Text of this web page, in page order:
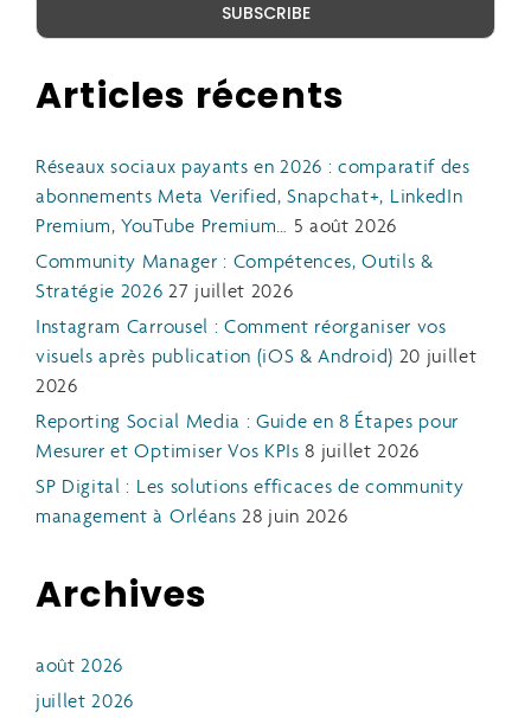
Articles récents
Réseaux sociaux payants en 2026 : comparatif des
abonnements Meta Verified, Snapchat+, LinkedIn
Premium, YouTube Premium… 5 août 2026
Community Manager : Compétences, Outils &
Stratégie 2026 27 juillet 2026
Instagram Carrousel : Comment réorganiser vos
visuels après publication (iOS & Android) 20 juillet
2026
Reporting Social Media : Guide en 8 Étapes pour
Mesurer et Optimiser Vos KPIs 8 juillet 2026
SP Digital : Les solutions efficaces de community
management à Orléans 28 juin 2026
Archives
août 2026
juillet 2026